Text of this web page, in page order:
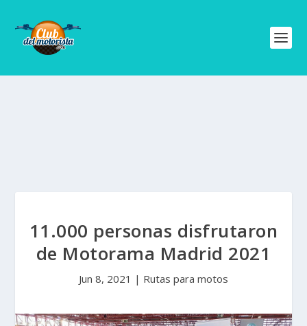
11.000 personas disfrutaron
de Motorama Madrid 2021
Jun 8, 2021 | Rutas para motos